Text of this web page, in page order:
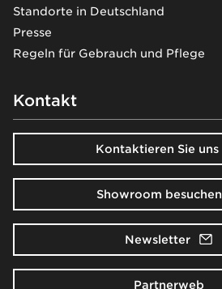
Standorte in Deutschland
Presse
Regeln für Gebrauch und Pflege
Kontakt
Kontaktieren Sie uns
Showroom besuchen
Newsletter
Partnerweb